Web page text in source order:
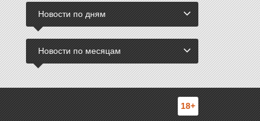
Новости по дням
Новости по месяцам
18+